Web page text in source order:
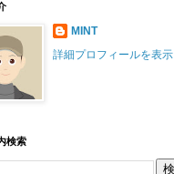
MINT
詳細プロフィールを表示
検索